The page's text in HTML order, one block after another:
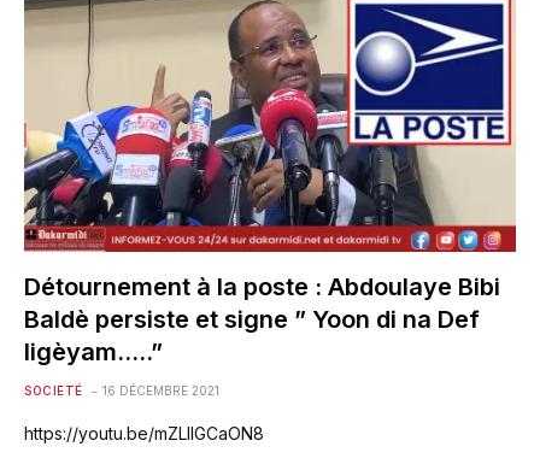
Détournement à la poste : Abdoulaye Bibi
Baldè persiste et signe ” Yoon di na Def
ligèyam…..”
SOCIETÉ 16 DÉCEMBRE 2021
https://youtu.be/mZLllGCaON8